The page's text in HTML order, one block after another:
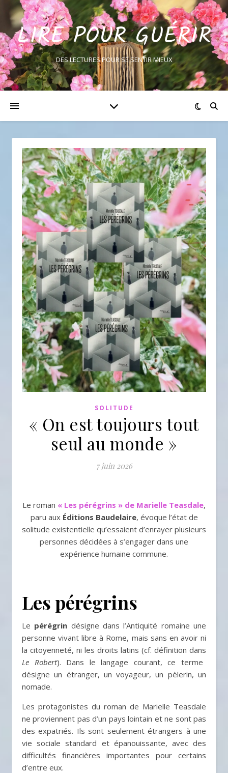
LIRE POUR GUÉRIR
DES LECTURES POUR SE SENTIR MIEUX
SOLITUDE
« On est toujours tout
seul au monde »
7 juin 2026
Le roman « Les pérégrins » de Marielle Teasdale,
paru aux Éditions Baudelaire, évoque l’état de
solitude existentielle qu’essaient d’enrayer plusieurs
personnes décidées à s’engager dans une
expérience humaine commune.
Les pérégrins
Le pérégrin désigne dans l’Antiquité romaine une
personne vivant libre à Rome, mais sans en avoir ni
la citoyenneté, ni les droits latins (cf. définition dans
Le Robert). Dans le langage courant, ce terme
désigne un étranger, un voyageur, un pèlerin, un
nomade.
Les protagonistes du roman de Marielle Teasdale
ne proviennent pas d’un pays lointain et ne sont pas
des expatriés. Ils sont seulement étrangers à une
vie sociale standard et épanouissante, avec des
difficultés financières importantes pour certains
d’entre eux.